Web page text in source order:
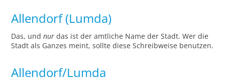
Allendorf (Lumda)
Das, undnur das ist der amtliche Name der Stadt. Wer die
Stadt als Ganzes meint, sollte diese Schreibweise benutzen.
Allendorf/Lumda